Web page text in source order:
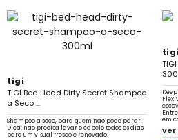
tigi
TIGI Bed Head Dirty Secret Shampoo
a Seco ...
Shampoo a seco, para quem não pode parar.
Dica: não precisa lavar o cabelo todos os dias
para um visual fresco e renovado!
tigi
em
ver